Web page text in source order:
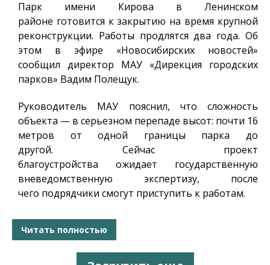
Парк имени Кирова в Ленинском
районе готовится к закрытию на время крупной
реконструкции. Работы продлятся два года. Об
этом в эфире «Новосибирских новостей»
сообщил директор МАУ «Дирекция городских
парков» Вадим Полещук.
Руководитель МАУ пояснил, что сложность
объекта — в серьезном перепаде высот: почти 16
метров от одной границы парка до
другой. Сейчас проект
благоустройства ожидает государственную
вневедомственную экспертизу, после
чего подрядчики смогут приступить к работам.
Читать полностью